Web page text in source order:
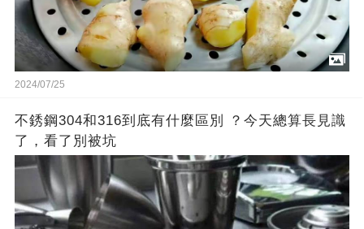
2024/07/25
不銹鋼304和316到底有什麼區別 ？今天總算長見識
了，看了別被坑